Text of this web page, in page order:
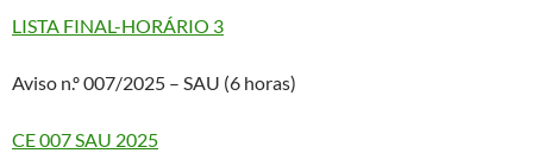
LISTA FINAL-HORÁRIO 3
Aviso n.º 007/2025 – SAU (6 horas)
CE 007 SAU 2025